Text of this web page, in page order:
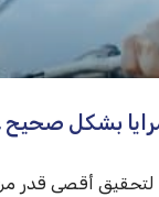
بشكل صحيح
لتحقيق أقصى قدر